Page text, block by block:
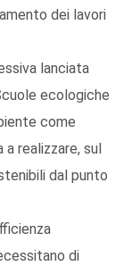
dei lavori
lanciata
ecologiche
come
realizzare, sul
dal punto
di